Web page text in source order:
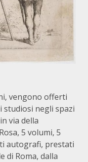
vengono offerti
studiosi negli spazi
via della
5 volumi, 5
autografi, prestati
di Roma, dalla